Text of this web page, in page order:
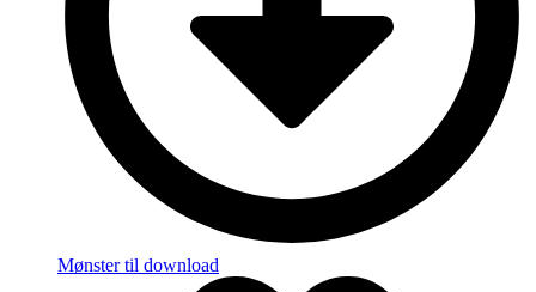
Mønster til download